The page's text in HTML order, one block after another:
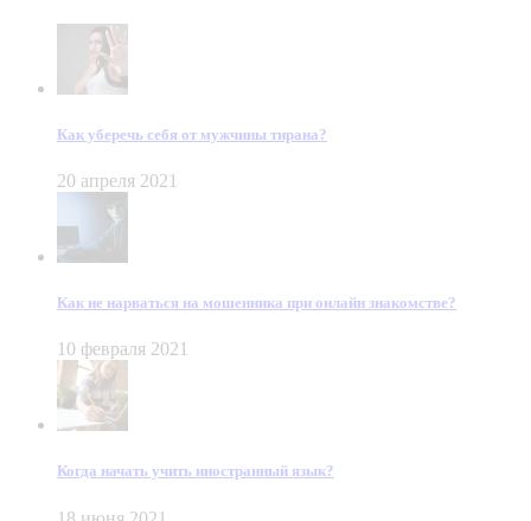
Как уберечь себя от мужчины тирана?
20 апреля 2021
Как не нарваться на мошенника при онлайн знакомстве?
10 февраля 2021
Когда начать учить иностранный язык?